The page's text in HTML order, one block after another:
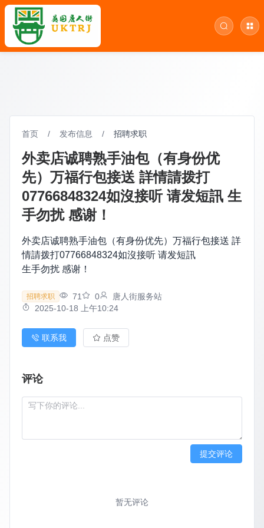
首页 / 发布信息 / 招聘求职
外卖店诚聘熟手油包（有身份优
先）万福行包接送 詳情請拨打
07766848324如沒接听 请发短訊 生
手勿扰 感谢！
外卖店诚聘熟手油包（有身份优先）万福行包接送 詳
情請拨打07766848324如沒接听 请发短訊
生手勿扰 感谢！
招聘求职 71 0
唐人街服务站
2025-10-18 上午10:24
联系我 点赞
评论
提交评论
暂无评论